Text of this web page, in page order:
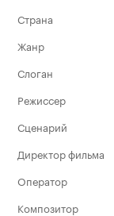
Страна
Жанр
Слоган
Режиссер
Сценарий
Директор фильма
Оператор
Композитор